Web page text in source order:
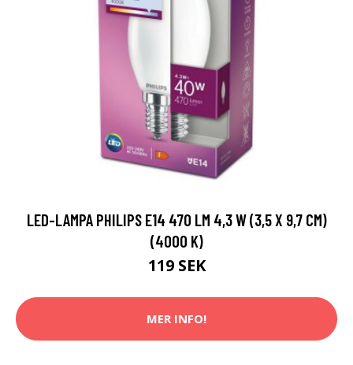
LED-LAMPA PHILIPS E14 470 LM 4,3 W (3,5 X 9,7 CM)
(4000 K)
119 SEK
MER INFO!